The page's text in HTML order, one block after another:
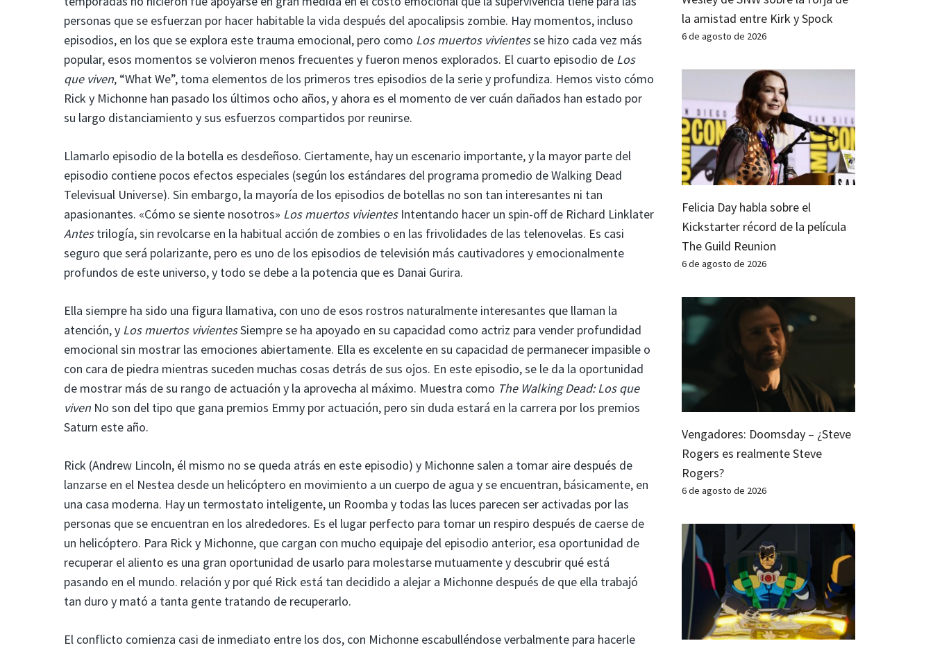
personas que se esfuerzan por hacer habitable la vida después del apocalipsis zombie. Hay momentos, incluso
episodios, en los que se explora este trauma emocional, pero como Los muertos vivientesse hizo cada vez más
popular, esos momentos se volvieron menos frecuentes y fueron menos explorados. El cuarto episodio de Los
que viven, “What We”, toma elementos de los primeros tres episodios de la serie y profundiza. Hemos visto cómo
Rick y Michonne han pasado los últimos ocho años, y ahora es el momento de ver cuán dañados han estado por
su largo distanciamiento y sus esfuerzos compartidos por reunirse.
Llamarlo episodio de la botella es desdeñoso. Ciertamente, hay un escenario importante, y la mayor parte del
episodio contiene pocos efectos especiales (según los estándares del programa promedio de Walking Dead
Televisual Universe). Sin embargo, la mayoría de los episodios de botellas no son tan interesantes ni tan
apasionantes. «Cómo se siente nosotros» Los muertos vivientesIntentando hacer un spin-off de Richard Linklater
Antestrilogía, sin revolcarse en la habitual acción de zombies o en las frivolidades de las telenovelas. Es casi
seguro que será polarizante, pero es uno de los episodios de televisión más cautivadores y emocionalmente
profundos de este universo, y todo se debe a la potencia que es Danai Gurira.
Ella siempre ha sido una figura llamativa, con uno de esos rostros naturalmente interesantes que llaman la
atención, y Los muertos vivientesSiempre se ha apoyado en su capacidad como actriz para vender profundidad
emocional sin mostrar las emociones abiertamente. Ella es excelente en su capacidad de permanecer impasible o
con cara de piedra mientras suceden muchas cosas detrás de sus ojos. En este episodio, se le da la oportunidad
de mostrar más de su rango de actuación y la aprovecha al máximo. Muestra como The Walking Dead: Los que
viven No son del tipo que gana premios Emmy por actuación, pero sin duda estará en la carrera por los premios
Saturn este año.
Rick (Andrew Lincoln, él mismo no se queda atrás en este episodio) y Michonne salen a tomar aire después de
lanzarse en el Nestea desde un helicóptero en movimiento a un cuerpo de agua y se encuentran, básicamente, en
una casa moderna. Hay un termostato inteligente, un Roomba y todas las luces parecen ser activadas por las
personas que se encuentran en los alrededores. Es el lugar perfecto para tomar un respiro después de caerse de
un helicóptero. Para Rick y Michonne, que cargan con mucho equipaje del episodio anterior, esa oportunidad de
recuperar el aliento es una gran oportunidad de usarlo para molestarse mutuamente y descubrir qué está
pasando en el mundo. relación y por qué Rick está tan decidido a alejar a Michonne después de que ella trabajó
tan duro y mató a tanta gente tratando de recuperarlo.
El conflicto comienza casi de inmediato entre los dos, con Michonne escabulléndose verbalmente para hacerle
la amistad entre Kirk y Spock
6 de agosto de 2026
Felicia Day habla sobre el
Kickstarter récord de la película
The Guild Reunion
6 de agosto de 2026
Vengadores: Doomsday – ¿Steve
Rogers es realmente Steve
Rogers?
6 de agosto de 2026